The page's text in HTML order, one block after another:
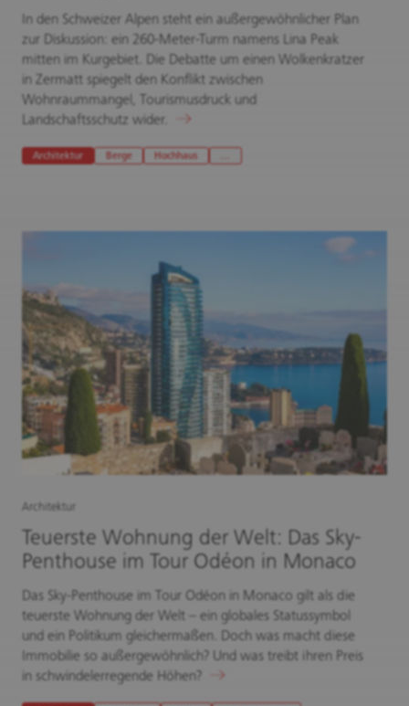
In den Schweizer Alpen steht ein außergewöhnlicher Plan
zur Diskussion: ein 260-Meter-Turm namens Lina Peak
mitten im Kurgebiet. Die Debatte um einen Wolkenkratzer
in Zermatt spiegelt den Konflikt zwischen
Wohnraummangel, Tourismusdruck und
Landschaftsschutz wider.
Architektur Berge Hochhaus
Architektur
Teuerste Wohnung der Welt: Das Sky-
Penthouse im Tour Odéon in Monaco
Das Sky-Penthouse im Tour Odéon in Monaco gilt als die
teuerste Wohnung der Welt – ein globales Statussymbol
und ein Politikum gleichermaßen. Doch was macht diese
Immobilie so außergewöhnlich? Und was treibt ihren Preis
in schwindelerregende Höhen?